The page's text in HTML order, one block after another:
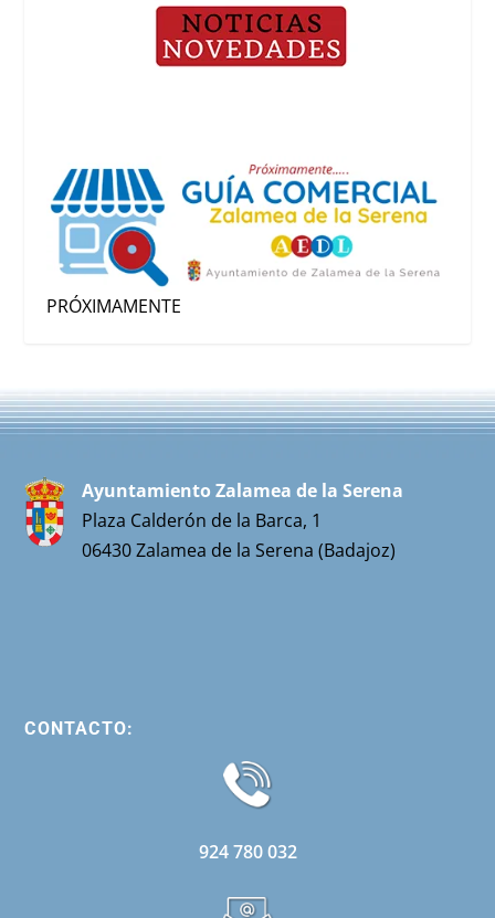
PRÓXIMAMENTE
Ayuntamiento Zalamea de la Serena
Plaza Calderón de la Barca, 1
06430 Zalamea de la Serena (Badajoz)
CONTACTO:
924 780 032